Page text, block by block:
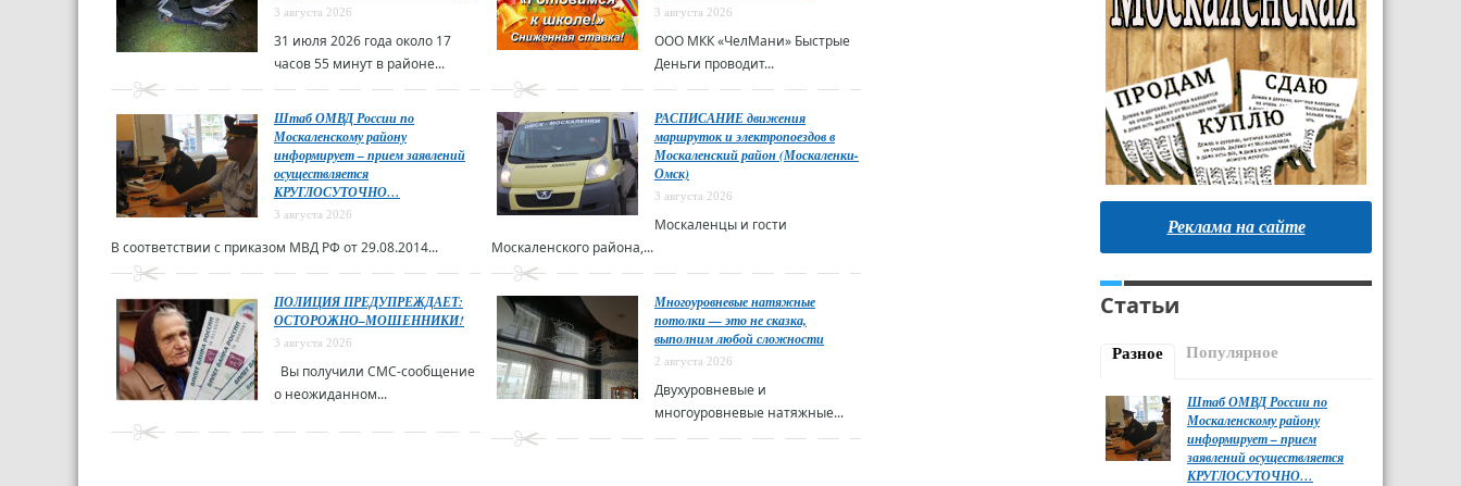
3 августа 2026
31 июля 2026 года около 17
часов 55 минут в районе...
3 августа 2026
ООО МКК «ЧелМани» Быстрые
Деньги проводит...
Штаб ОМВД России по
Москаленскому району
информирует – прием заявлений
осуществляется
КРУГЛОСУТОЧНО…
3 августа 2026
В соответствии с приказом МВД РФ от 29.08.2014...
РАСПИСАНИЕ движения
маршруток и электропоездов в
Москаленский район (Москаленки-
Омск)
3 августа 2026
Москаленцы и гости
Москаленского района,...
ПОЛИЦИЯ ПРЕДУПРЕЖДАЕТ:
ОСТОРОЖНО–МОШЕННИКИ!
3 августа 2026
Вы получили СМС-сообщение
о неожиданном...
Многоуровневые натяжные
потолки — это не сказка,
выполним любой сложности
2 августа 2026
Двухуровневые и
многоуровневые натяжные...
Реклама на сайте
Статьи
Разное Популярное
Штаб ОМВД России по
Москаленскому району
информирует – прием
заявлений осуществляется
КРУГЛОСУТОЧНО…